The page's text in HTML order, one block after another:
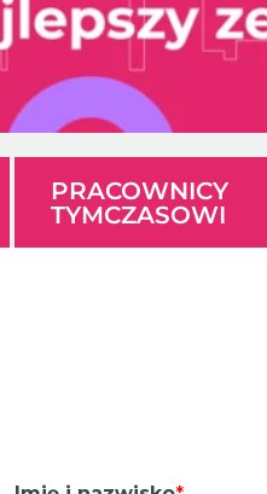
PRACOWNICY
TYMCZASOWI